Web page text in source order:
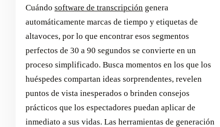
Cuándo software de transcripción genera
automáticamente marcas de tiempo y etiquetas de
altavoces, por lo que encontrar esos segmentos
perfectos de 30 a 90 segundos se convierte en un
proceso simplificado. Busca momentos en los que los
huéspedes compartan ideas sorprendentes, revelen
puntos de vista inesperados o brinden consejos
prácticos que los espectadores puedan aplicar de
inmediato a sus vidas. Las herramientas de generación